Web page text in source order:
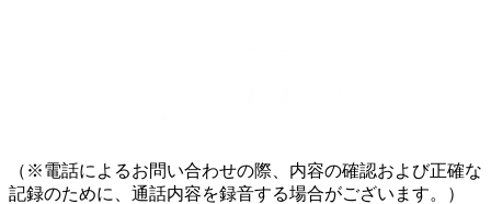
（※電話によるお問い合わせの際、内容の確認および正確な
記録のために、通話内容を録音する場合がございます。）